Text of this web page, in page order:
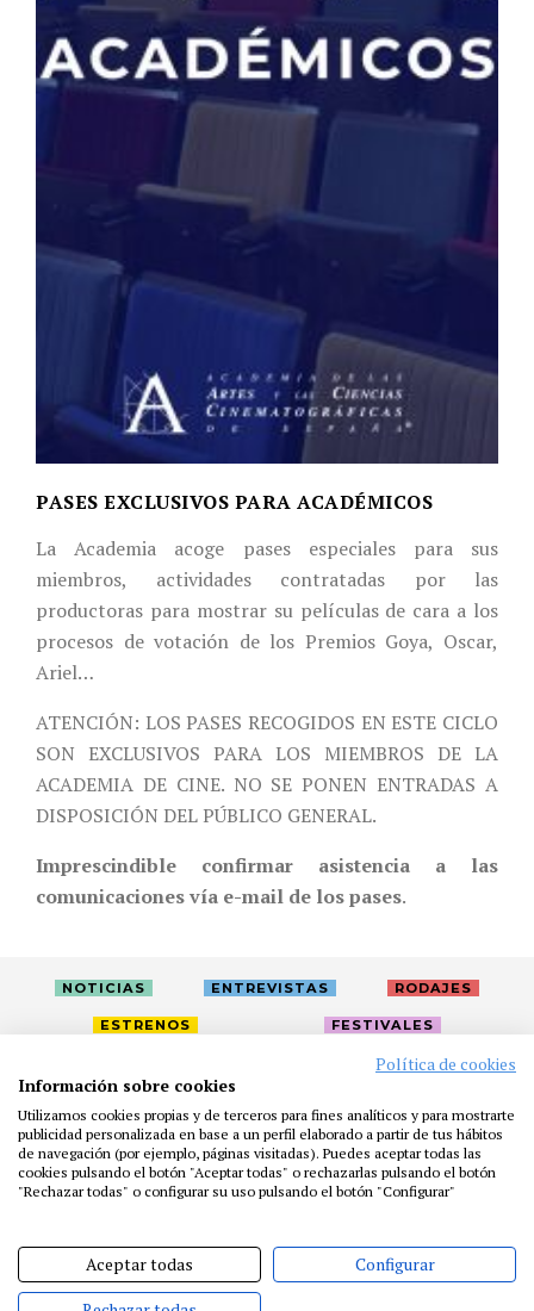
PASES EXCLUSIVOS PARA ACADÉMICOS
La Academia acoge pases especiales para sus
miembros, actividades contratadas por las
productoras para mostrar su películas de cara a los
procesos de votación de los Premios Goya, Oscar,
Ariel…
ATENCIÓN: LOS PASES RECOGIDOS EN ESTE CICLO
SON EXCLUSIVOS PARA LOS MIEMBROS DE LA
ACADEMIA DE CINE. NO SE PONEN ENTRADAS A
DISPOSICIÓN DEL PÚBLICO GENERAL.
Imprescindible confirmar asistencia a las
comunicaciones vía e-mail de los pases.
NOTICIAS ENTREVISTAS RODAJES
ESTRENOS FESTIVALES
PRENSA
FUNDACIÓN RESIDENCIAS
AYUDAS
BIBLIOTECA
PUBLICACIONES
CONTACTO
Política de cookies
Información sobre cookies
Utilizamos cookies propias y de terceros para fines analíticos y para mostrarte
publicidad personalizada en base a un perfil elaborado a partir de tus hábitos
de navegación (por ejemplo, páginas visitadas). Puedes aceptar todas las
cookies pulsando el botón "Aceptar todas" o rechazarlas pulsando el botón
"Rechazar todas" o configurar su uso pulsando el botón "Configurar"
Aceptar todas Configurar